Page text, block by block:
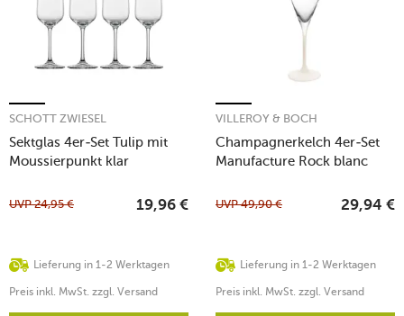
Sektglas 4er-Set Tulip mit
Moussierpunkt klar
SCHOTT ZWIESEL
Lieferung in 1-2 Werktagen
UVP24,95 € 19,96 €
Preis inkl. MwSt. zzgl. Versand
Champagnerkelch 4er-Set
Manufacture Rock blanc
VILLEROY & BOCH
Lieferung in 1-2 Werktagen
UVP49,90 € 29,94 €
Preis inkl. MwSt. zzgl. Versand